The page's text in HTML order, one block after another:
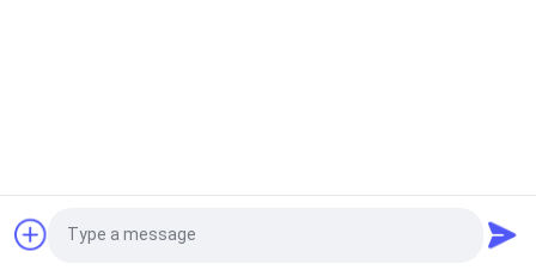
Schäumen Gefüllte
Fender
Fordern Sie ein Angebot